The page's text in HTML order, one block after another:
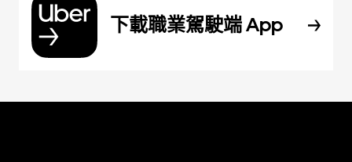
下載職業駕駛端 App